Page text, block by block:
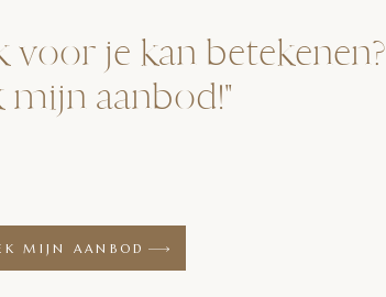
MIJN AANBOD
je kan betekenen?
mijn aanbod!"